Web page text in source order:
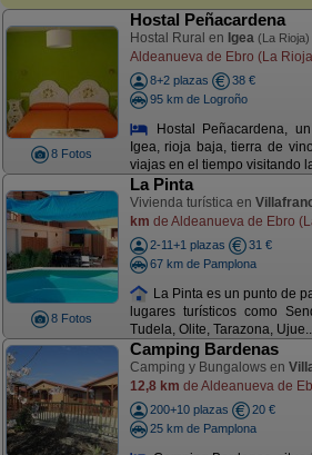
8 Fotos
Hostal Peñacardena
Hostal Rural en Igea (La Rioja)
Aldeanueva de Ebro (La
8+2 plazas
38 €
95 km de Logroño
Hostal Peñacardena,
Igea, rioja baja, tierra de
viajas en el tiempo visitando
8 Fotos
La Pinta
Vivienda turística en
km de Aldeanueva de Ebro
2-11+1 plazas
31 €
67 km de Pamplona
La Pinta es un punto de
lugares turísticos como
Tudela, Olite, Tarazona,
Camping Bardenas
Camping y Bungalows en
12,8 km de Aldeanueva de
200+10 plazas
20 €
25 km de Pamplona